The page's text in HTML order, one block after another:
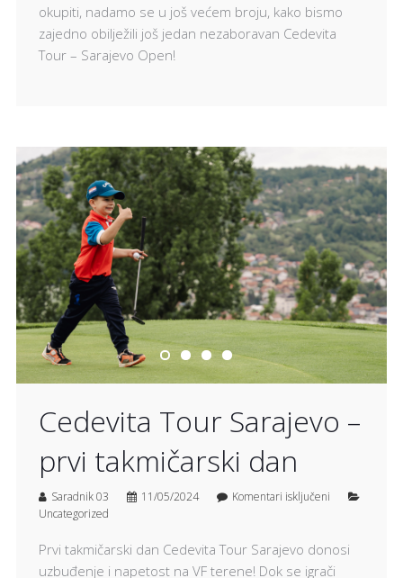
okupiti, nadamo se u još većem broju, kako bismo
zajedno obilježili još jedan nezaboravan Cedevita
Tour – Sarajevo Open!
Cedevita Tour Sarajevo –
prvi takmičarski dan
Saradnik 03 11/05/2024
Komentari isključeni
Uncategorized
Prvi takmičarski dan Cedevita Tour Sarajevo donosi
uzbuđenje i napetost na VF terene! Dok se igrači